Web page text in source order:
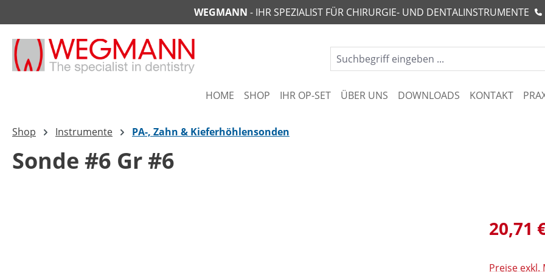
Zur Hauptnavigation springenWEGMANN - IHR SPEZIALIST FÜR CHIRURGIE- UND DENTALINSTRUMENTE
HOME SHOP IHR OP-SET ÜBER UNS DOWNLOADS KONTAKT
Shop Instrumente PA-, Zahn & Kieferhöhlensonden
Sonde #6 Gr #6
20,71
Preise exkl.